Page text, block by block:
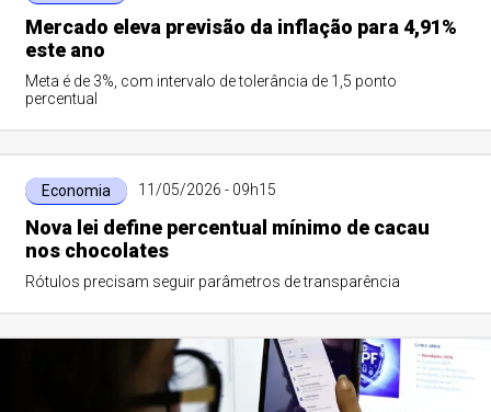
Mercado eleva previsão da inflação para 4,91%
este ano
Meta é de 3%, com intervalo de tolerância de 1,5 ponto
percentual
Economia 11/05/2026 - 09h15
Nova lei define percentual mínimo de cacau
nos chocolates
Rótulos precisam seguir parâmetros de transparência